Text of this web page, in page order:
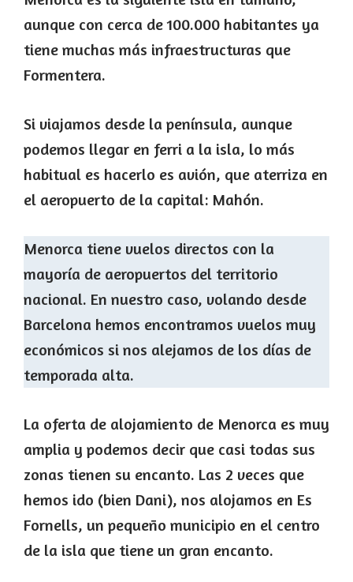
aunque con cerca de 100.000 habitantes ya
tiene muchas más infraestructuras que
Formentera.
Si viajamos desde la península, aunque
podemos llegar en ferri a la isla, lo más
habitual es hacerlo es avión, que aterriza en
el aeropuerto de la capital: Mahón.
Menorca tiene vuelos directos con la
mayoría de aeropuertos del territorio
nacional. En nuestro caso, volando desde
Barcelona hemos encontramos vuelos muy
económicos si nos alejamos de los días de
temporada alta.
La oferta de alojamiento de Menorca es muy
amplia y podemos decir que casi todas sus
zonas tienen su encanto. Las 2 veces que
hemos ido (bien Dani), nos alojamos en Es
Fornells, un pequeño municipio en el centro
de la isla que tiene un gran encanto.